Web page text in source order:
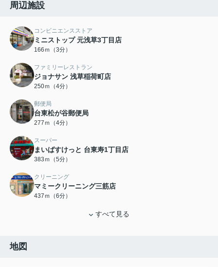
周辺施設
コンビニエンスストア
ミニストップ 元浅草3丁目店
166ｍ（3分）
ファミリーレストラン
ジョナサン 浅草稲荷町店
250ｍ（4分）
郵便局
台東松が谷郵便局
277ｍ（4分）
スーパー
まいばすけっと 台東寿1丁目店
383ｍ（5分）
クリーニング
マミークリーニング三筋店
437ｍ（6分）
すべて見る
地図